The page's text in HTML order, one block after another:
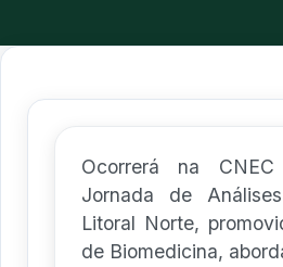
Ocorrerá na
Jornada de
Litoral Norte,
de Biomedicina,